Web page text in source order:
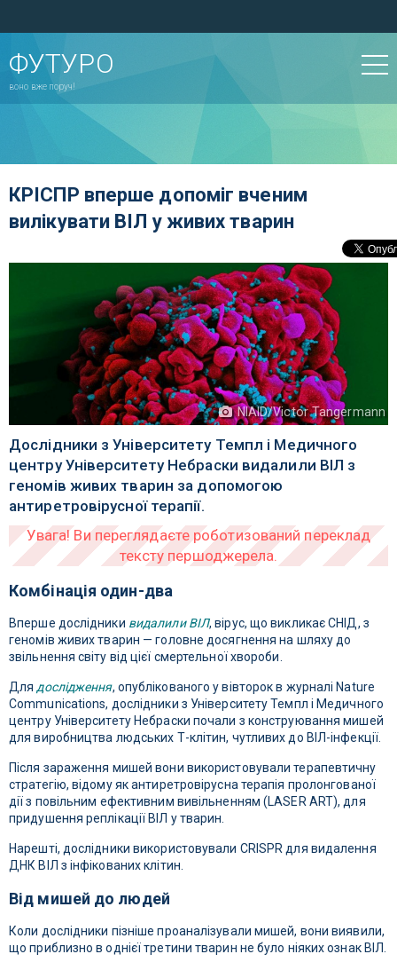
ФУТУРО
воно вже поруч!
КРІСПР вперше допоміг вченим
вилікувати ВІЛ у живих тварин
NIAID/Victor Tangermann
Дослідники з Університету Темпл і Медичного
центру Університету Небраски видалили ВІЛ з
геномів живих тварин за допомогою
антиретровірусної терапії.
Комбінація один-два
Вперше дослідники видалили ВІЛ, вірус, що викликає СНІД, з
геномів живих тварин — головне досягнення на шляху до
звільнення світу від цієї смертельної хвороби.
Длядослідження, опублікованого у вівторок в журналі Nature
Communications, дослідники з Університету Темпл і Медичного
центру Університету Небраски почали з конструювання мишей
для виробництва людських Т-клітин, чутливих до ВІЛ-інфекції.
Після зараження мишей вони використовували терапевтичну
стратегію, відому як антиретровірусна терапія пролонгованої
дії з повільним ефективним вивільненням (LASER ART), для
придушення реплікації ВІЛ у тварин.
Нарешті, дослідники використовували CRISPR для видалення
ДНК ВІЛ з інфікованих клітин.
Від мишей до людей
Коли дослідники пізніше проаналізували мишей, вони виявили,
що приблизно в однієї третини тварин не було ніяких ознак ВІЛ.